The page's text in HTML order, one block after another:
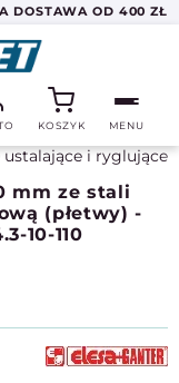
DOSTAWA OD 400 ZŁ
KOSZYK MENU
ustalające i ryglujące
mm ze stali
(płetwy) -
10-110